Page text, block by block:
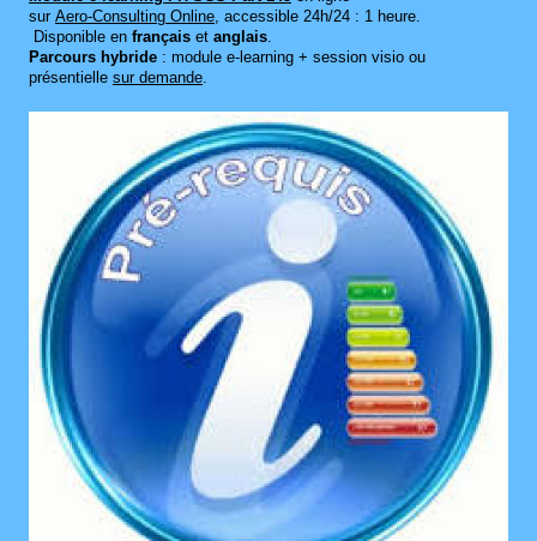
sur Aero‑Consulting Online , accessible 24h/24 : 1 heure.
Disponible en français et anglais
Parcours hybride : module e‑learning + session visio ou
présentielle sur demande